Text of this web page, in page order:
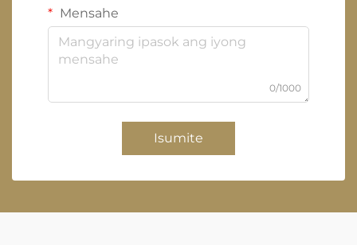
Mensahe
0/1000
Isumite